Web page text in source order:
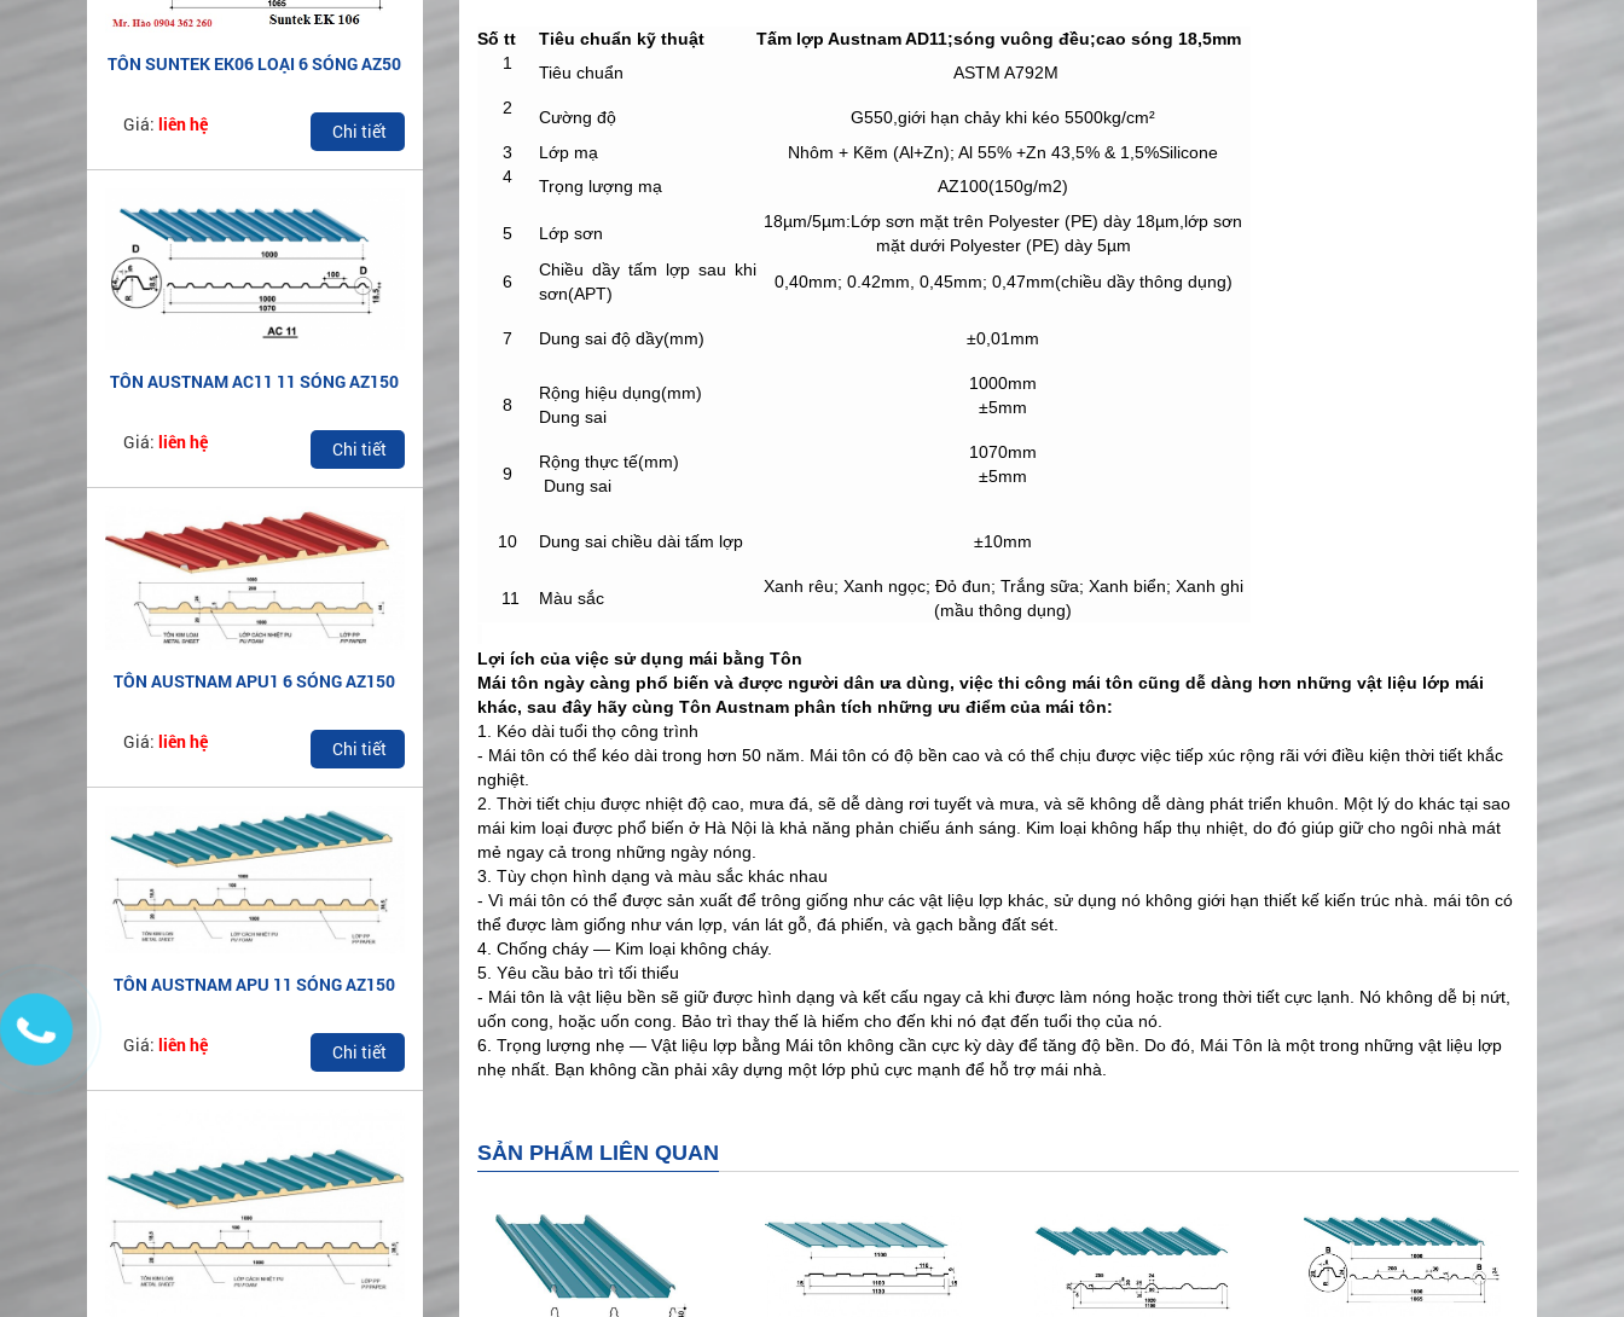
TÔN SUNTEK EK06 LOẠI 6 SÓNG AZ50
Giá: liên hệ Chi tiết
TÔN AUSTNAM AC11 11 SÓNG AZ150
Giá: liên hệ Chi tiết
TÔN AUSTNAM APU1 6 SÓNG AZ150
Giá: liên hệ Chi tiết
TÔN AUSTNAM APU 11 SÓNG AZ150
Giá: liên hệ Chi tiết
Số tt Tiêu chuẩn kỹ thuật
Tấm lợp Austnam AD11;sóng vuông đều;cao sóng 18,5mm
1
Tiêu chuẩn
ASTM A792M
2
Cường độ
G550,giới hạn chảy khi kéo 5500kg/cm²
3
Lớp mạ
Nhôm + Kẽm (Al+Zn); Al 55% +Zn 43,5% & 1,5%Silicone
4
Trọng lượng mạ AZ100(150g/m2)
5 Lớp sơn
18µm/5µm:Lớp sơn mặt trên Polyester (PE) dày 18µm,lớp sơn
mặt dưới Polyester (PE) dày 5µm
6
Chiều dầy tấm lợp sau khi
sơn(APT)
0,40mm; 0.42mm, 0,45mm; 0,47mm(chiều dầy thông dụng)
7 Dung sai độ dầy(mm) ±0,01mm
8
Rộng hiệu dụng(mm)
Dung sai
1000mm
±5mm
9
Rộng thực tế(mm)
Dung sai
1070mm
±5mm
10 Dung sai chiều dài tấm lợp ±10mm
11 Màu sắc
Xanh rêu; Xanh ngọc; Đỏ đun; Trắng sữa; Xanh biển; Xanh ghi
(mầu thông dụng)
Lợi ích của việc sử dụng mái bằng Tôn
Mái tôn ngày càng phổ biến và được người dân ưa dùng, việc thi công mái tôn cũng dễ dàng hơn những vật liệu lớp mái
khác, sau đây hãy cùng Tôn Austnamphân tích những ưu điểm của mái tôn:
1. Kéo dài tuổi thọ công trình
- Mái tôn có thể kéo dài trong hơn 50 năm. Mái tôn có độ bền cao và có thể chịu được việc tiếp xúc rộng rãi với điều kiện thời tiết khắc
nghiệt.
2. Thời tiết chịu được nhiệt độ cao, mưa đá, sẽ dễ dàng rơi tuyết và mưa, và sẽ không dễ dàng phát triển khuôn. Một lý do khác tại sao
mái kim loại được phổ biến ở Hà Nội là khả năng phản chiếu ánh sáng. Kim loại không hấp thụ nhiệt, do đó giúp giữ cho ngôi nhà mát
mẻ ngay cả trong những ngày nóng.
3. Tùy chọn hình dạng và màu sắc khác nhau
- Vì mái tôn có thể được sản xuất để trông giống như các vật liệu lợp khác, sử dụng nó không giới hạn thiết kế kiến ​​trúc nhà. mái tôn có
thể được làm giống như ván lợp, ván lát gỗ, đá phiến, và gạch bằng đất sét.
4. Chống cháy — Kim loại không cháy.
5. Yêu cầu bảo trì tối thiểu
- Mái tôn là vật liệu bền sẽ giữ được hình dạng và kết cấu ngay cả khi được làm nóng hoặc trong thời tiết cực lạnh. Nó không dễ bị nứt,
uốn cong, hoặc uốn cong. Bảo trì thay thế là hiếm cho đến khi nó đạt đến tuổi thọ của nó.
6. Trọng lượng nhẹ — Vật liệu lợp bằng Mái tôn không cần cực kỳ dày để tăng độ bền. Do đó, Mái Tôn là một trong những vật liệu lợp
nhẹ nhất. Bạn không cần phải xây dựng một lớp phủ cực mạnh để hỗ trợ mái nhà.
SẢN PHẨM LIÊN QUAN